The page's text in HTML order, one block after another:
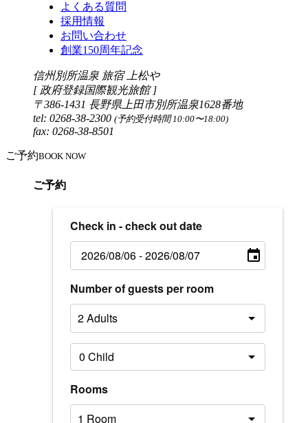
よくある質問
採用情報
お問い合わせ
創業150周年記念
信州別所温泉 旅宿 上松や
[ 政府登録国際観光旅館 ]
〒386-1431 長野県上田市別所温泉1628番地
tel: 0268-38-2300 (予約受付時間 10:00〜18:00)
fax: 0268-38-8501
ご予約BOOK NOW
ご予約
Check in - check out date
Number of guests per room
Rooms